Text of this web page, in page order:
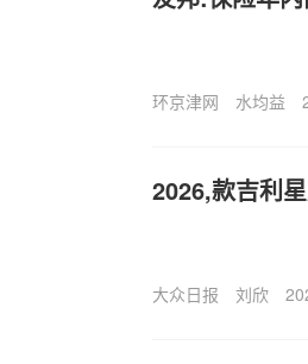
环京津网 水均益
2026,款吉利
大众日报 刘欣